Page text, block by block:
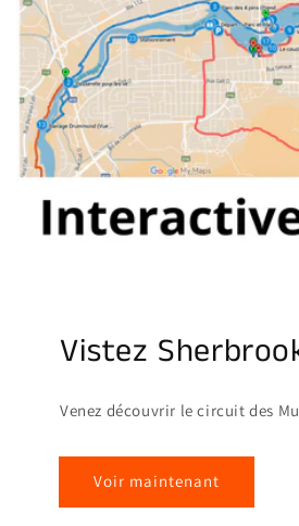
Vistez
Venez découvrir le circuit des
Voir maintenant